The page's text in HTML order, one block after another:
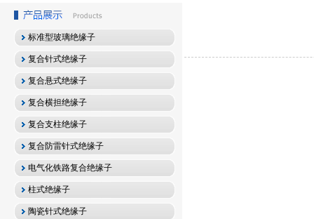
标准型玻璃绝缘子
复合针式绝缘子
复合悬式绝缘子
复合横担绝缘子
复合支柱绝缘子
复合防雷针式绝缘子
电气化铁路复合绝缘子
柱式绝缘子
陶瓷针式绝缘子